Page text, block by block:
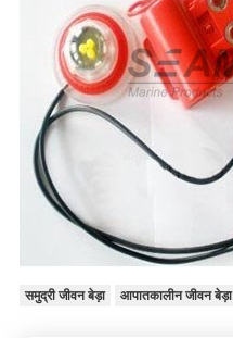
समुद्री जीवन बेड़ा आपातकालीन जीवन बेड़ा